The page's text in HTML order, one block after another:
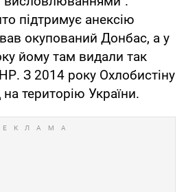
підтримує анексію
окупований Донбас, а у
йому там видали так
З 2014 року Охлобистіну
територію України.